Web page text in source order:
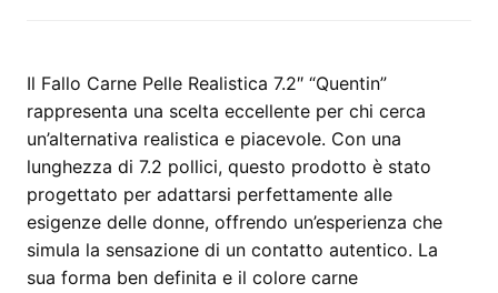
Il Fallo Carne Pelle Realistica 7.2″ “Quentin”
rappresenta una scelta eccellente per chi cerca
un’alternativa realistica e piacevole. Con una
lunghezza di 7.2 pollici, questo prodotto è stato
progettato per adattarsi perfettamente alle
esigenze delle donne, offrendo un’esperienza che
simula la sensazione di un contatto autentico. La
sua forma ben definita e il colore carne